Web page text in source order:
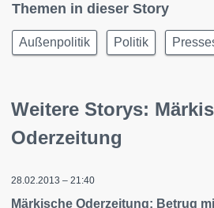
Themen in dieser Story
Außenpolitik Politik
Weitere Storys:
Oderzeitung
28.02.2013 – 21:40
Märkische Oderzeitung: Betrug